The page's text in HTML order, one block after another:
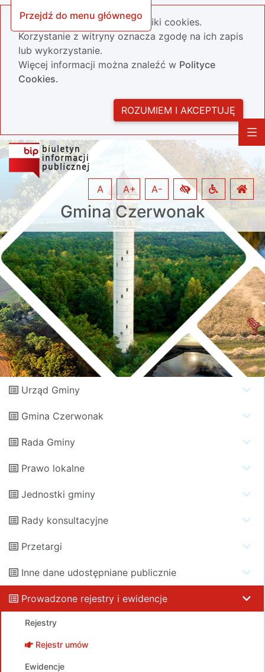
Przejdź do menu głównego
Nasza strona wykorzystuje pliki cookies.
Korzystanie z witryny oznacza zgodę na ich zapis
lub wykorzystanie.
Więcej informacji można znaleźć w Polityce
Cookies.
ROZUMIEM I AKCEPTUJĘ
Gmina Czerwonak
A A+ A-
Urząd Gminy
Gmina Czerwonak
Rada Gminy
Prawo lokalne
Jednostki gminy
Rady konsultacyjne
Przetargi
Inne dane udostępniane publicznie
Prowadzone rejestry i ewidencje
Rejestry
Rejestr umów
Ewidencje